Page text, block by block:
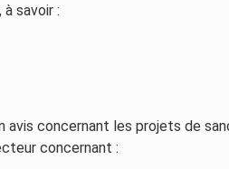
savoir :
avis concernant les projets de
concernant :